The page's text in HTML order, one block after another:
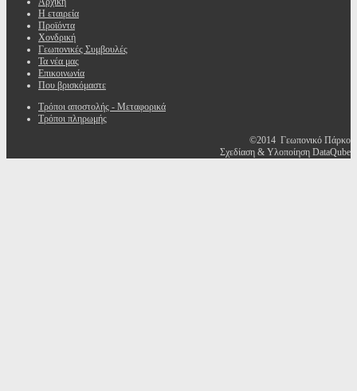
Η εταιρεία
Προϊόντα
Χονδρική
Γεωπονικές Συμβουλές
Τα νέα μας
Επικοινωνία
Που βρισκόμαστε
Τρόποι αποστολής - Μεταφορικά
Τρόποι πληρωμής
©2014 Γεωπονικό Πάρκο
Σχεδίαση & Υλοποίηση DataQube